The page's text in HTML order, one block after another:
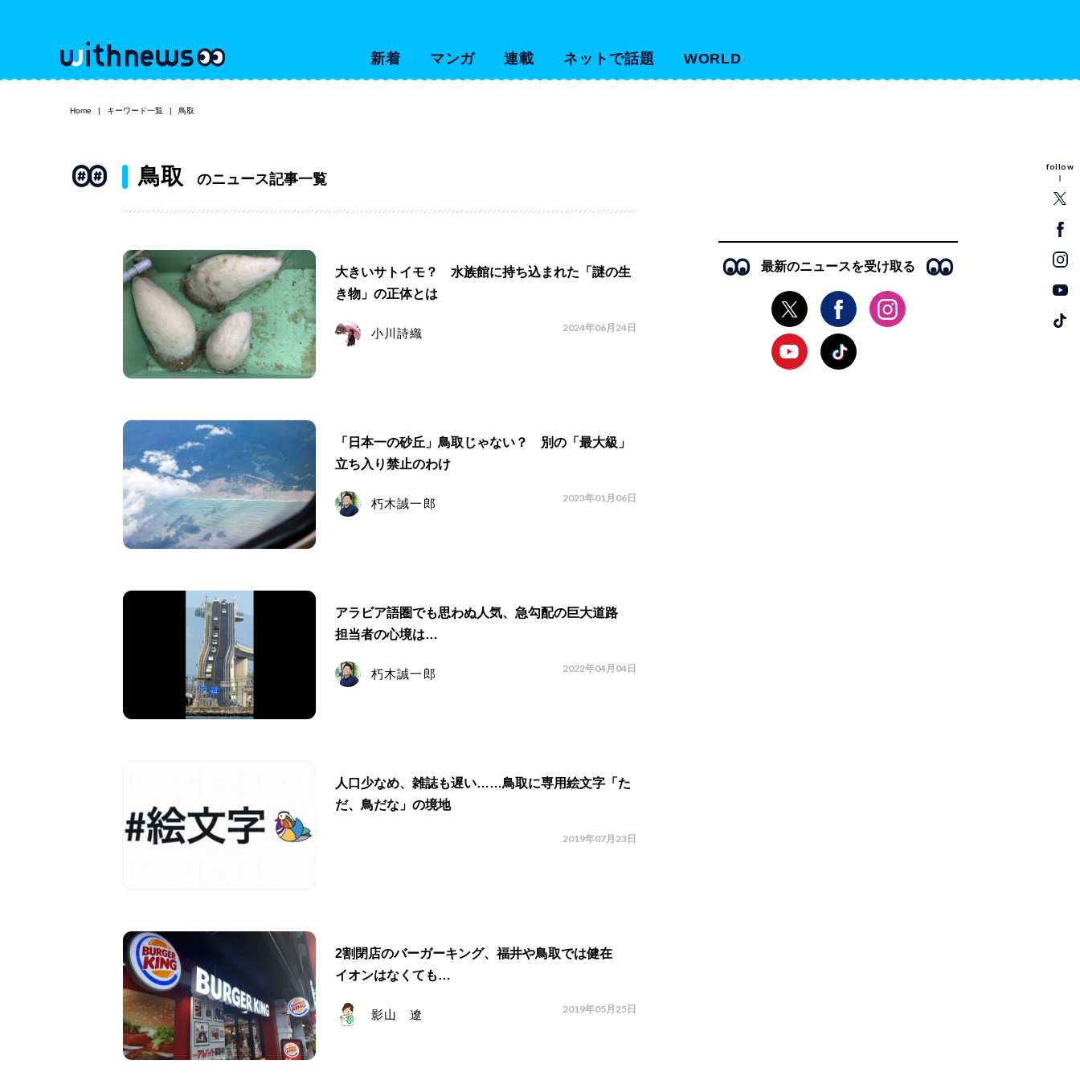
新着 マンガ 連載 ネットで話題 WORLD
follow
Home キーワード一覧 鳥取
鳥取 のニュース記事一覧
大きいサトイモ？ 水族館に持ち込まれた「謎の生
き物」の正体とは
小川詩織 2024年06月24日
「日本一の砂丘」鳥取じゃない？ 別の「最大級」
立ち入り禁止のわけ
朽木誠一郎 2023年01月06日
アラビア語圏でも思わぬ人気、急勾配の巨大道路
担当者の心境は…
朽木誠一郎 2022年04月04日
人口少なめ、雑誌も遅い……鳥取に専用絵文字「た
だ、鳥だな」の境地
2019年07月23日
2割閉店のバーガーキング、福井や鳥取では健在
イオンはなくても…
影山 遼 2019年05月25日
最新のニュースを受け取る